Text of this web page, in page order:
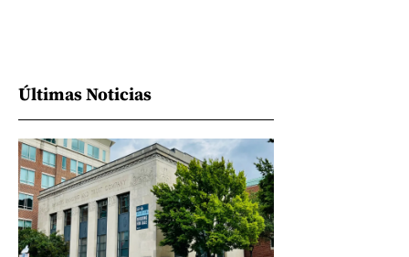
Últimas Noticias